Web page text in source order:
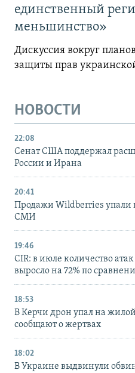
единственный
меньшинство»
Дискуссия вокруг
защиты прав
НОВОСТИ
22:08
Сенат США поддержал
России и Ирана
20:41
Продажи Wildberries упали
СМИ
19:46
CIR: в июле количество
выросло на 72% по
18:53
В Керчи дрон упал на
сообщают о жертвах
18:02
В Украине выдвинули